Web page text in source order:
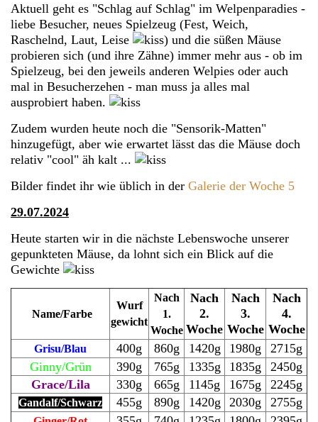
Aktuell geht es "Schlag auf Schlag" im Welpenparadies -
liebe Besucher, neues Spielzeug (Fest, Weich,
Raschelnd, Laut, Leise
) und die süßen Mäuse
probieren sich (und ihre Zähne) immer mehr aus - ob im
Spielzeug, bei den jeweils anderen Welpies oder auch
mal in Besucherzehen - man muss ja alles mal
ausprobiert haben.
Zudem wurden heute noch die "Sensorik-Matten"
hinzugefügt, aber wie erwartet lässt das die Mäuse doch
relativ "cool" äh kalt ...
Bilder findet ihr wie üblich in der Galerie der Woche 5
29.07.2024
Heute starten wir in die nächste Lebenswoche unserer
gepunkteten Mäuse, da lohnt sich ein Blick auf die
Gewichte
Name/Farbe
Wurf
gewicht
Nach
1.
Woche
Nach
2.
Woche
Nach
3.
Woche
Nach
4.
Woche
Grisu/Blau 400g 860g 1420g 1980g
2715g
Ginny/Grün
390g 765g 1335g 1835g
2450g
Grace/Lila
330g 665g 1145g 1675g 2245g
Gandalf/Schwarz 455g 890g 1420g 2030g 2755g